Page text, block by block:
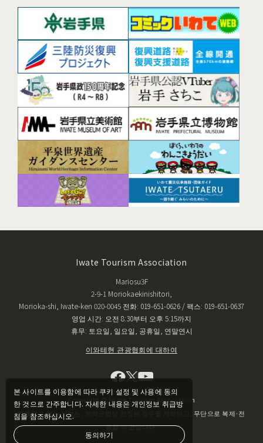
본 사이트를 이용함에 따라 쿠키 설정 및 사용에 동의
한 것으로 간주합니다. 자세한 내용은 개인정보 취급방
침을 참조하십시오.
동의하기
Iwate Tourism Association
Mariosu3F
2-9-1 Moriokaekinishitori,
Morioka-shi, Iwate-ken 020-0045 전화: 019-651-0626 / 팩스: 019-651-0637
영업 시간: 오전 8:30부터 오후 5:15까지
휴무: 토요일, 일요일, 공휴일, 연말연시
이와테현 관광협회에 대하여
Copyright © Iwate Tourism Association
게재되고 있는 정보는, 저작권법상 인정된 경우를 제외하고, 무단으로 복제·전
용할 수 없습니다.